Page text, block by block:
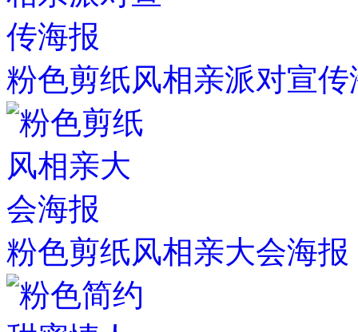
粉色剪纸风相亲派对宣传
粉色剪纸风相亲大会海报